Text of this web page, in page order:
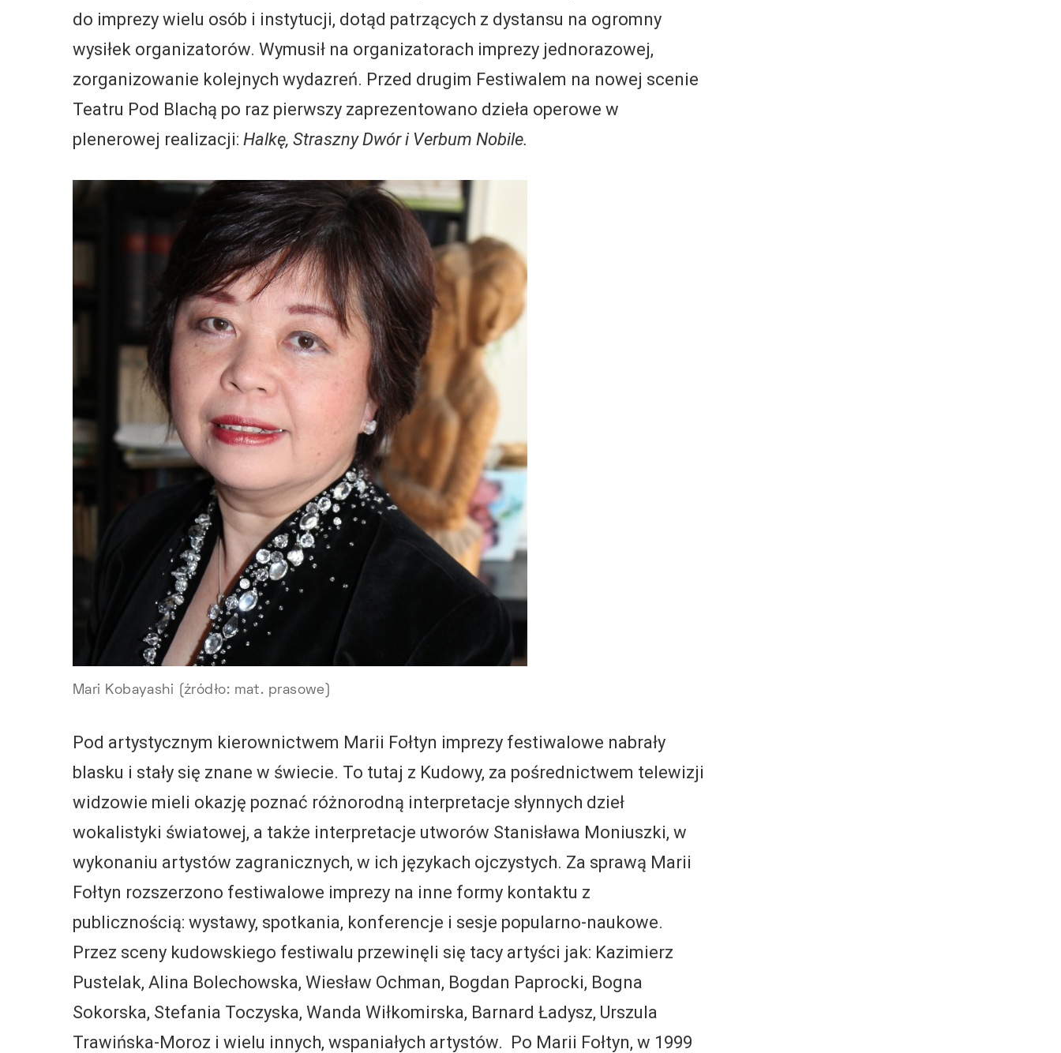
do imprezy wielu osób i instytucji, dotąd patrzących z dystansu na ogromny
wysiłek organizatorów. Wymusił na organizatorach imprezy jednorazowej,
zorganizowanie kolejnych wydazreń. Przed drugim Festiwalem na nowej scenie
Teatru Pod Blachą po raz pierwszy zaprezentowano dzieła operowe w
plenerowej realizacji: Halkę, Straszny Dwór i Verbum Nobile.
Mari Kobayashi (źródło: mat. prasowe)
Pod artystycznym kierownictwem Marii Fołtyn imprezy festiwalowe nabrały
blasku i stały się znane w świecie. To tutaj z Kudowy, za pośrednictwem telewizji
widzowie mieli okazję poznać różnorodną interpretacje słynnych dzieł
wokalistyki światowej, a także interpretacje utworów Stanisława Moniuszki, w
wykonaniu artystów zagranicznych, w ich językach ojczystych. Za sprawą Marii
Fołtyn rozszerzono festiwalowe imprezy na inne formy kontaktu z
publicznością: wystawy, spotkania, konferencje i sesje popularno-naukowe.
Przez sceny kudowskiego festiwalu przewinęli się tacy artyści jak: Kazimierz
Pustelak, Alina Bolechowska, Wiesław Ochman, Bogdan Paprocki, Bogna
Sokorska, Stefania Toczyska, Wanda Wiłkomirska, Barnard Ładysz, Urszula
Trawińska-Moroz i wielu innych, wspaniałych artystów. Po Marii Fołtyn, w 1999